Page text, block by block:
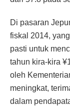
Di pasaran
fiskal 2014,
pasti untuk
tahun kira-kira
oleh
meningkat,
dalam